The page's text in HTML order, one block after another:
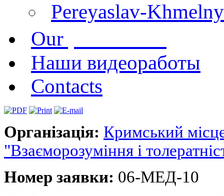
Pereyaslav-
Our
Наши видеоработы
Contacts
Організація: Кримський
"Взаєморозуміння і
Номер заявки: 06-МЕД-10